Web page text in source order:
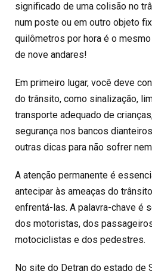
significado de uma colisão no
num poste ou em outro objeto
quilômetros por hora é o
de nove andares!
Em primeiro lugar, você deve
do trânsito, como sinalização,
transporte adequado de
segurança nos bancos
outras dicas para não sofrer
A atenção permanente é
antecipar às ameaças do
enfrentá-las. A palavra-chave é
dos motoristas, dos
motociclistas e dos pedestres.
No site do Detran do estado de